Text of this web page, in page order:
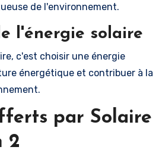
de l'environnement.
l'énergie solaire
c'est choisir une énergie
énergétique et contribuer à la
par Solaire
2